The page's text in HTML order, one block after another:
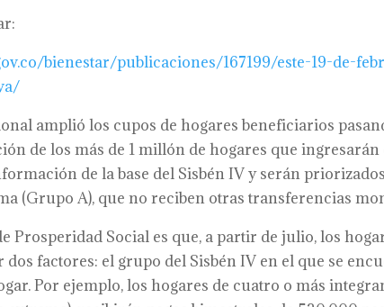
bienestar/publicaciones/167199/este-19-de-
amplió los cupos de hogares beneficiarios
de los más de 1 millón de hogares que ingresarán
de la base del Sisbén IV y serán
(Grupo A), que no reciben otras transferencias
Prosperidad Social es que, a partir de julio, los
factores: el grupo del Sisbén IV en el que se
Por ejemplo, los hogares de cuatro o más